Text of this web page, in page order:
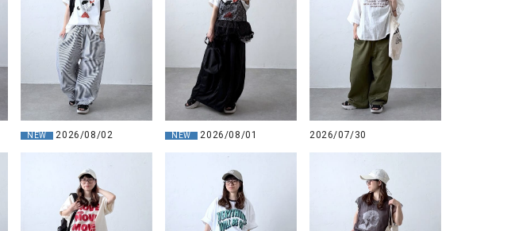
（ｇ） （グラム） upper hights（アッパーハイ
Gives a sense of fullment +phenix（フェニックス）
HUNTER（ハンター） WILD THINGS（ワイルドシ
ICHI（イチ）
ILIMA（イリマ）
NEW 2026/08/02 NEW 2026/08/01 2026/07/30